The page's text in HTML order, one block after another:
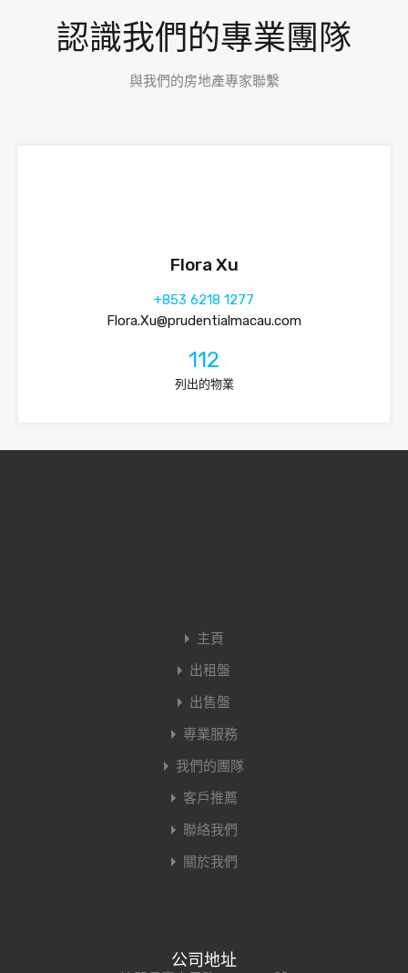
認識我們的專業團隊
與我們的房地產專家聯繫
Flora Xu
+853 6218 1277
Flora.Xu@prudentialmacau.com
112
列出的物業
主頁
出租盤
出售盤
專業服務
我們的團隊
客戶推薦
聯絡我們
關於我們
公司地址